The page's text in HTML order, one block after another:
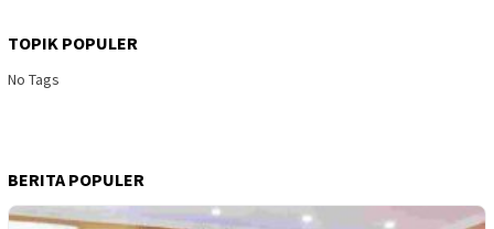
TOPIK POPULER
No Tags
BERITA POPULER